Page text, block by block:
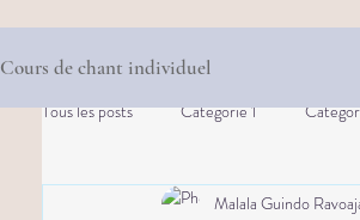
Cours de chant individuel
Tous les posts Catégorie 1
Malala Guindo